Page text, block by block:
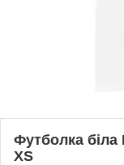
Футболка
XS